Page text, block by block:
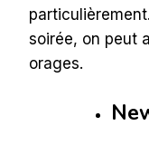
soirée, on peut
orages.